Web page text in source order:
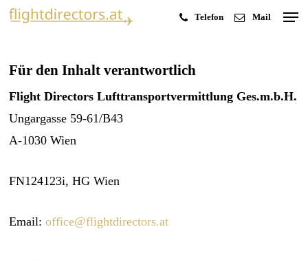
Skip
content
Telefon Mail
Für den Inhalt verantwortlich
Flight Directors Lufttransportvermittlung Ges.m.b.H.
Ungargasse 59-61/B43
A-1030 Wien
FN124123i, HG Wien
Email:office@flightdirectors.at